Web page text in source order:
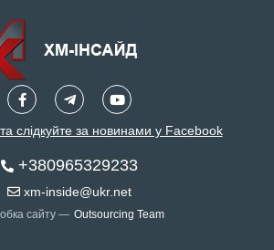
слідкуйте за новинами у Facebook
+380965329233
xm-inside@ukr.net
сайту — Outsourcing Team